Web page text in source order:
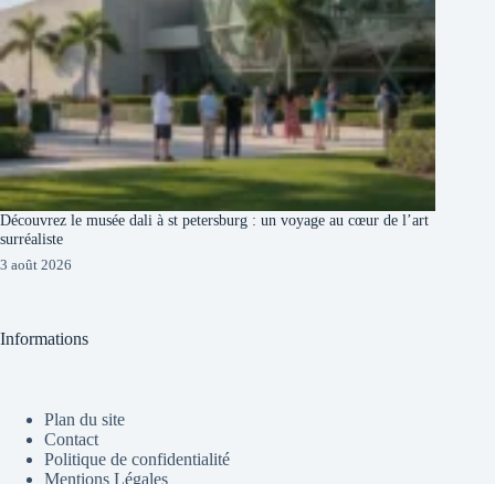
Découvrez le musée dali à st petersburg : un voyage au cœur de l’art
surréaliste
3 août 2026
Informations
Plan du site
Contact
Politique de confidentialité
Mentions Légales